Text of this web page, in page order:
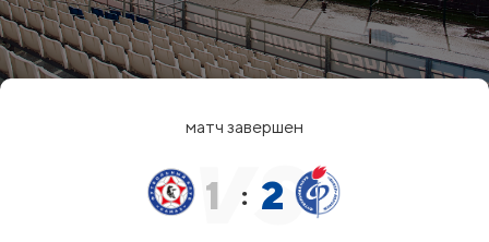
матч завершен
1 : 2